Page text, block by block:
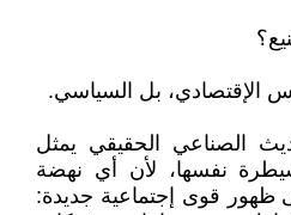
الإقتصادي، بل السياسي.
الصناعي الحقيقي يمثل
نفسها، لأن أي نهضة
ظهور قوى إجتماعية جديدة: